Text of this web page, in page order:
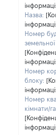
Назва:
Номер
Номер
блоку:
Номер
кімнати/